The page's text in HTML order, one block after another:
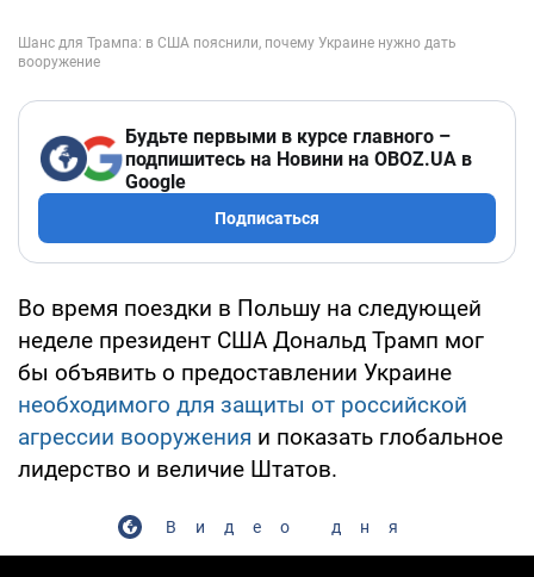
Будьте первыми в курсе главного –
подпишитесь на Новини на OBOZ.UA в
Google
Подписаться
Во время поездки в Польшу на следующей
неделе президент США Дональд Трамп мог
бы объявить о предоставлении Украине
необходимого для защиты от российской
агрессии вооружения и показать глобальное
лидерство и величие Штатов.
Видео дня